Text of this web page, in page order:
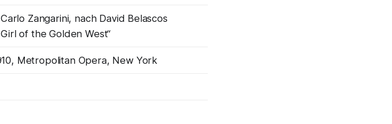
Zangarini, nach David Belascos
of the Golden West“
Metropolitan Opera, New York